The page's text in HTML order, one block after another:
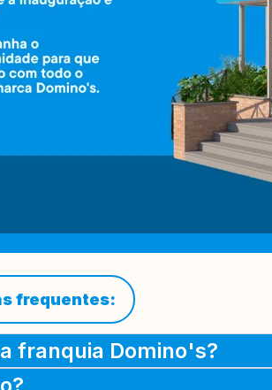
frequentes:
franquia Domino's?